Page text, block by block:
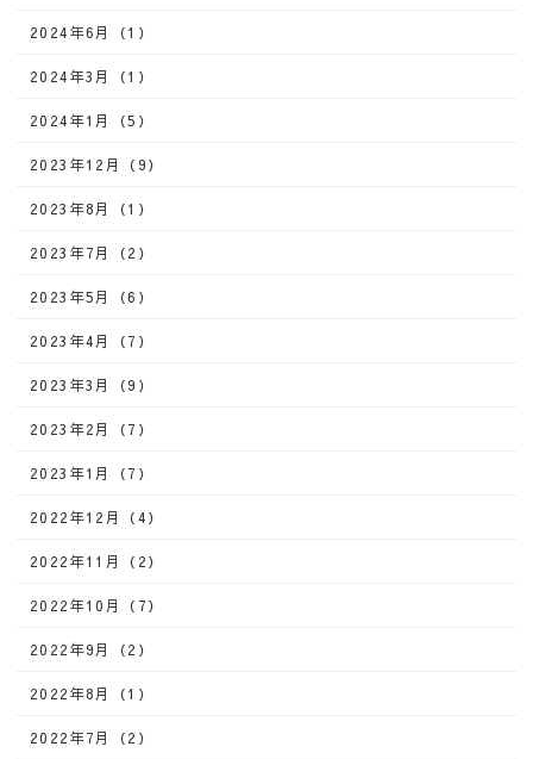
2024年6月（1）
2024年3月（1）
2024年1月（5）
2023年12月（9）
2023年8月（1）
2023年7月（2）
2023年5月（6）
2023年4月（7）
2023年3月（9）
2023年2月（7）
2023年1月（7）
2022年12月（4）
2022年11月（2）
2022年10月（7）
2022年9月（2）
2022年8月（1）
2022年7月（2）